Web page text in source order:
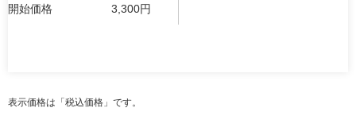
開始価格 3,300円
表示価格は「税込価格」です。